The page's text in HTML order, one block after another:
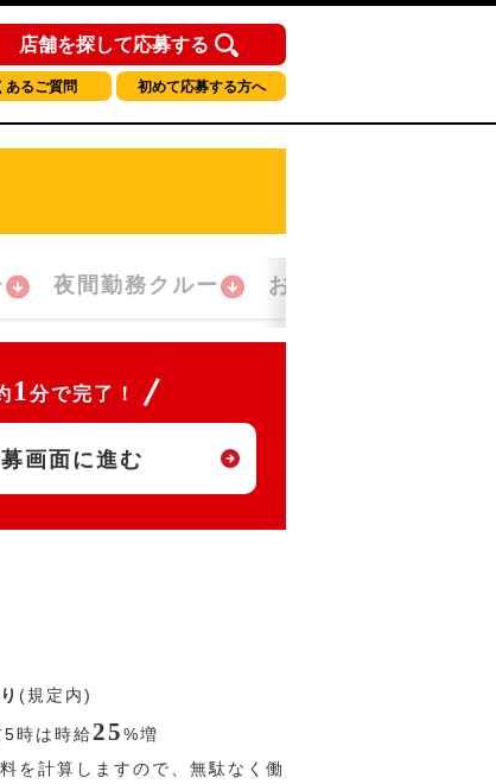
店舗を探して応募する
あるご質問 初めて応募する方へ
夜間勤務クルー おかえり！クルー
1 分で完了！
画面に進む
(規定内)
時は時給25%増
を計算しますので、無駄なく働